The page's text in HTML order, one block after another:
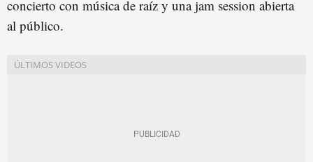
concierto con música de raíz y una jam session abierta
al público.